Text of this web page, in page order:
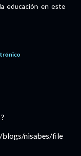
educación en este
blogs/nisabes/file